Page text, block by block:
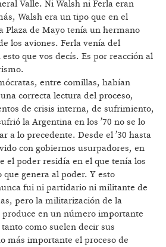
Valle. Ni Walsh ni Ferla eran
Walsh era un tipo que en el
Plaza de Mayo tenía un hermano
los aviones. Ferla venía del
que vos decís. Es por reacción al
entre comillas, habían
correcta lectura del proceso,
de crisis interna, de sufrimiento,
la Argentina en los ’70 no se lo
a lo precedente. Desde el ’30 hasta
con gobiernos usurpadores, en
el poder residía en el que tenía los
genera al poder. Y esto
fui ni partidario ni militante de
pero la militarización de la
en un número importante
como suelen decir sus
más importante el proceso de